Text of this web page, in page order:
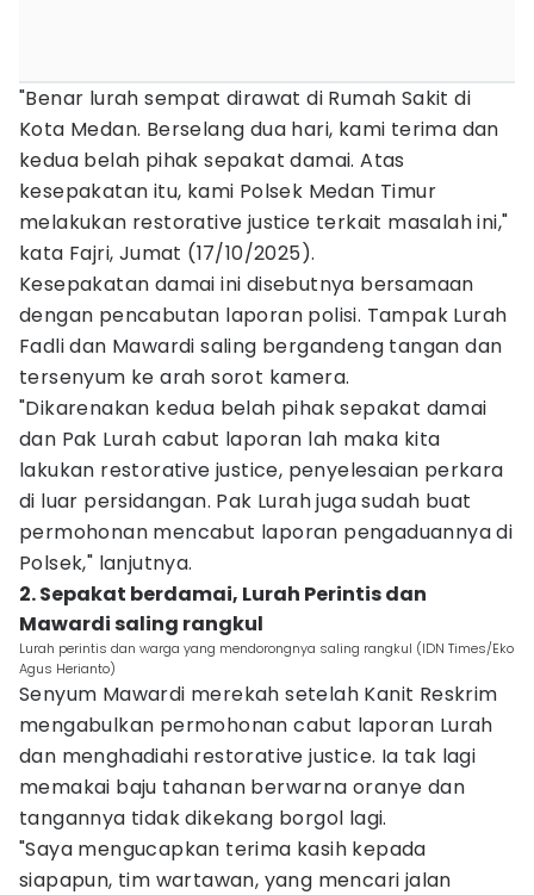
"Benar lurah sempat dirawat di Rumah Sakit di
Kota Medan. Berselang dua hari, kami terima dan
kedua belah pihak sepakat damai. Atas
kesepakatan itu, kami Polsek Medan Timur
melakukan restorative justice terkait masalah ini,"
kata Fajri, Jumat (17/10/2025).
Kesepakatan damai ini disebutnya bersamaan
dengan pencabutan laporan polisi. Tampak Lurah
Fadli dan Mawardi saling bergandeng tangan dan
tersenyum ke arah sorot kamera.
"Dikarenakan kedua belah pihak sepakat damai
dan Pak Lurah cabut laporan lah maka kita
lakukan restorative justice, penyelesaian perkara
di luar persidangan. Pak Lurah juga sudah buat
permohonan mencabut laporan pengaduannya di
Polsek," lanjutnya.
2. Sepakat berdamai, Lurah Perintis dan
Mawardi saling rangkul
Lurah perintis dan warga yang mendorongnya saling rangkul (IDN Times/Eko
Agus Herianto)
Senyum Mawardi merekah setelah Kanit Reskrim
mengabulkan permohonan cabut laporan Lurah
dan menghadiahi restorative justice. Ia tak lagi
memakai baju tahanan berwarna oranye dan
tangannya tidak dikekang borgol lagi.
"Saya mengucapkan terima kasih kepada
siapapun, tim wartawan, yang mencari jalan